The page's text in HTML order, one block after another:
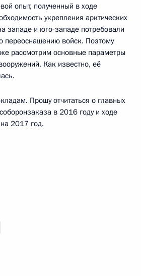
опыт, полученный в ходе
укрепления арктических
западе и юго-западе потребовали
переоснащению войск. Поэтому
рассмотрим основные параметры
Как известно, её
Прошу отчитаться о главных
в 2016 году и ходе
2017 год.